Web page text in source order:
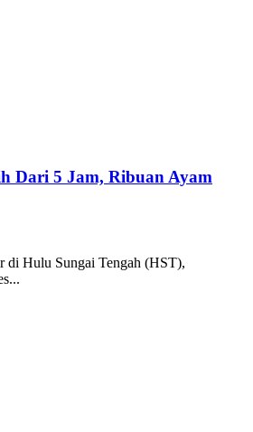
Dari 5 Jam, Ribuan Ayam
di Hulu Sungai Tengah (HST),